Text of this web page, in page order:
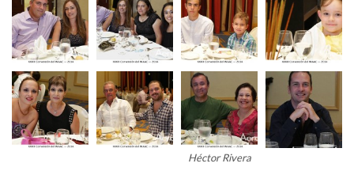
Héctor Rivera